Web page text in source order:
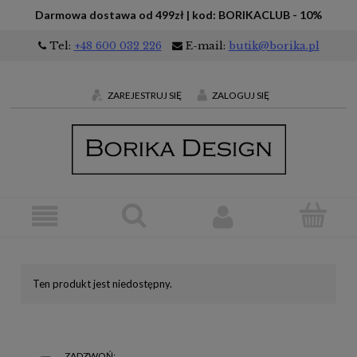
Darmowa dostawa od 499zł | kod: BORIKACLUB - 10%
Tel: +48 600 032 226 E-mail: butik@borika.pl
ZAREJESTRUJ SIĘ ZALOGUJ SIĘ
Ten produkt jest niedostępny.